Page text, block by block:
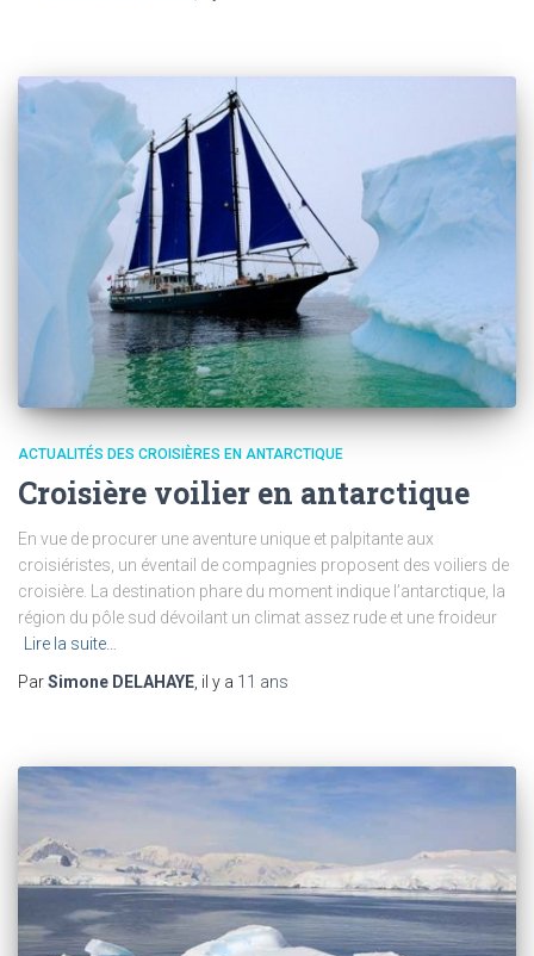
ACTUALITÉS DES CROISIÈRES EN ANTARCTIQUE
Croisière voilier en antarctique
En vue de procurer une aventure unique et palpitante aux
croisiéristes, un éventail de compagnies proposent des voiliers de
croisière. La destination phare du moment indique l’antarctique, la
région du pôle sud dévoilant un climat assez rude et une froideur
Lire la suite…
ParSimone DELAHAYE, il y a 11 ans